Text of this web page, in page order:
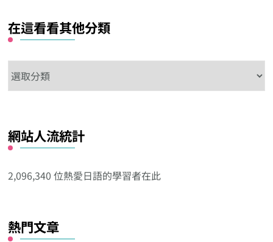
在這看看其他分類
這
其
他
類
網站人流統計
2,096,340 位熱愛日語的學習者在此
熱門文章